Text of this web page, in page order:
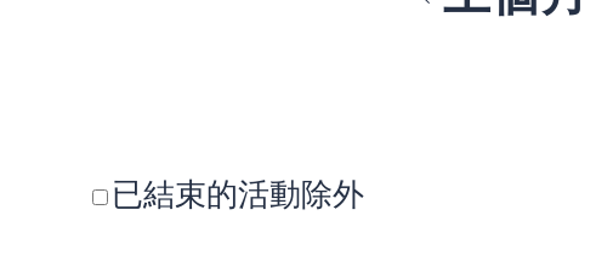
已結束的活動除外